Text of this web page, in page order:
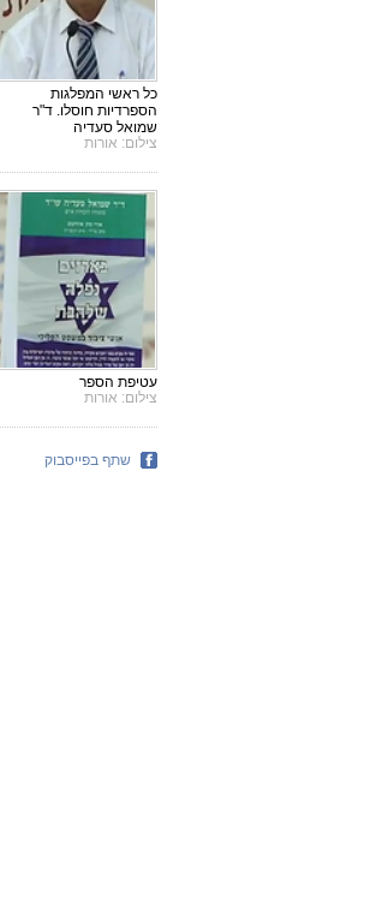
כל ראשי המפלגות
הספרדיות חוסלו. ד"ר
שמואל סעדיה
צילום: אורות
עטיפת הספר
צילום: אורות
שתף בפייסבוק